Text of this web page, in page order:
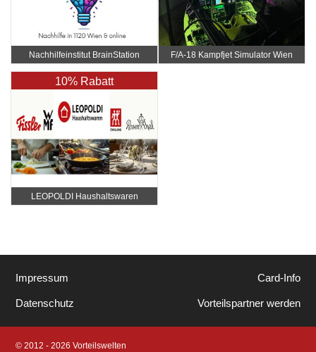
Nachhilfeinstitut BrainStation F/A-18 Kampfjet Simulator Wien
10% Rabatt
LEOPOLDI Haushaltswaren
Impressum
Datenschutz
Card-Info
Vorteilspartner werden
© 2012 - 2026 Vorteilswelten